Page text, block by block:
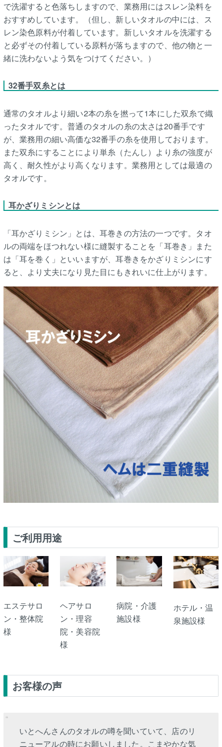
で洗濯すると色落ちしますので、業務用にはスレン染料を
おすすめしています。（但し、新しいタオルの中には、ス
レン染色原料が付着しています。新しいタオルを洗濯する
と必ずその付着している原料が落ちますので、他の物と一
緒に洗わないよう気をつけてください。）
32番手双糸とは
通常のタオルより細い2本の糸を撚って1本にした双糸で織
ったタオルです。普通のタオルの糸の太さは20番手です
が、業務用の細い高価な32番手の糸を使用しております。
また双糸にすることにより単糸（たんし）より糸の強度が
高く、耐久性がより高くなります。業務用としては最適の
タオルです。
耳かざりミシンとは
「耳かざりミシン」とは、耳巻きの方法の一つです。タオ
ルの両端をほつれない様に縫製することを「耳巻き」また
は「耳を巻く」といいますが、耳巻きをかざりミシンにす
ると、より丈夫になり見た目にもきれいに仕上がります。
ご利用用途
エステサロ
ン・整体院
様
ヘアサロ
ン・理容
院・美容院
様
病院・介護
施設様
ホテル・温
泉施設様
お客様の声
いとへんさんのタオルの噂を聞いていて、店のリ
ニューアルの時にお願いしました。こまやかな気